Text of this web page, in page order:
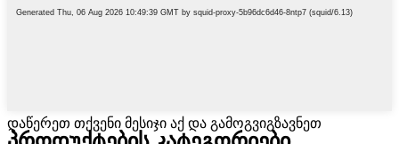
დაწერეთ თქვენი მესიჯი აქ და გამოგვიგზავნეთ